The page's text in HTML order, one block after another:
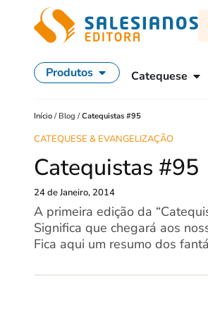
Produtos Catequese
Início / Blog /Catequistas #95
CATEQUESE & EVANGELIZAÇÃO
Catequistas #95
24 de Janeiro, 2014
A primeira edição da
Significa que chegará aos
Fica aqui um resumo dos